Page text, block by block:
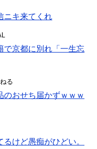
ニキ来てくれ
で京都に別れ「一生忘
る
のおせち届かずｗｗｗ
けど愚痴がひどい。